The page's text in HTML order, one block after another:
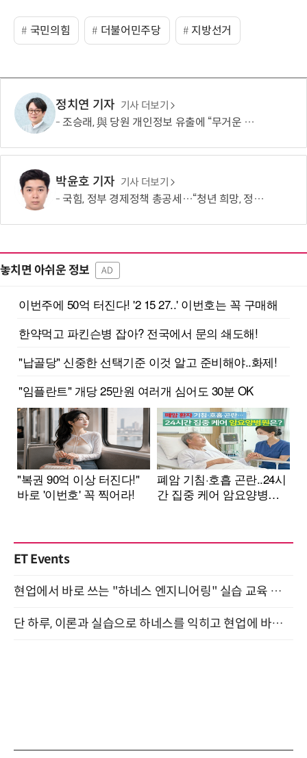
국민의힘 더불어민주당 지방선거
정치연 기자 기사 더보기
조승래, 與 당원 개인정보 유출에 “무거운 책임 통감…쇄신 협조할 것”
박윤호 기자 기사 더보기
국힘, 정부 경제정책 총공세…“청년 희망, 정권교체 외 해답 없어”
놓치면 아쉬운 정보 AD
ET Events
현업에서 바로 쓰는 "하네스 엔지니어링" 실습 교육 워크숍 8월 20일 개최
단 하루, 이론과 실습으로 하네스를 익히고 현업에 바로 쓰는 핸즈온 워크숍 (8/20)